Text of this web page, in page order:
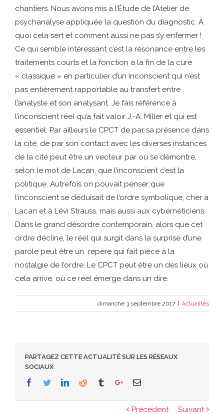
chantiers. Nous avons mis à l’Étude de l’Atelier de
psychanalyse appliquée la question du diagnostic. À
quoi cela sert et comment aussi ne pas s’y enfermer !
Ce qui semble intéressant c’est la résonance entre les
traitements courts et la fonction à la fin de la cure
« classique » en particulier d’un inconscient qui n’est
pas entièrement rapportable au transfert entre
l’analyste et son analysant. Je fais référence à
l’inconscient réel qu’a fait valoir J.-A. Miller et qui est
essentiel. Par ailleurs le CPCT de par sa présence dans
la cité, de par son contact avec les diverses instances
de la cité peut être un vecteur par où se démontre,
selon le mot de Lacan, que l’inconscient c’est la
politique. Autrefois on pouvait penser que
l’inconscient se déduisait de l’ordre symbolique, cher à
Lacan et à Lévi Strauss, mais aussi aux cybernéticiens.
Dans le grand désordre contemporain, alors que cet
ordre décline, le réel qui surgit dans la surprise d’une
parole peut être un repère qui fait pièce à la
nostalgie de l’ordre. Le CPCT peut être un des lieux où
cela arrive, où ce réel émerge dans un dire.
dimanche 3 septembre 2017 Actualités
PARTAGEZ CETTE ACTUALITÉ SUR LES RÉSEAUX
SOCIAUX
Facebook
TwitterLinkedinReddit TumblrGoogle+Email
Précédent Suivant